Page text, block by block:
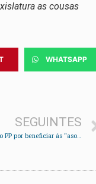
as cousas
WHATSAPP
SEGUINTES
A Federación de Veciños critica ao PP por beneficiar ás “asociacións amigas” nos consellos parroquiais